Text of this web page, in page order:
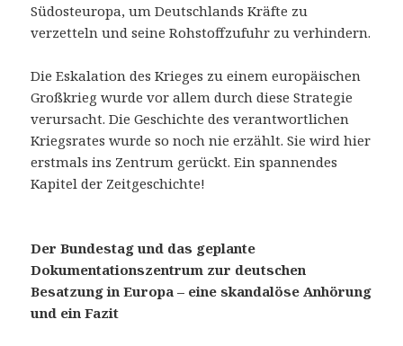
Südosteuropa, um Deutschlands Kräfte zu
verzetteln und seine Rohstoffzufuhr zu verhindern.
Die Eskalation des Krieges zu einem europäischen
Großkrieg wurde vor allem durch diese Strategie
verursacht. Die Geschichte des verantwortlichen
Kriegsrates wurde so noch nie erzählt. Sie wird hier
erstmals ins Zentrum gerückt. Ein spannendes
Kapitel der Zeitgeschichte!
Der Bundestag und das geplante
Dokumentationszentrum zur deutschen
Besatzung in Europa – eine skandalöse Anhörung
und ein Fazit